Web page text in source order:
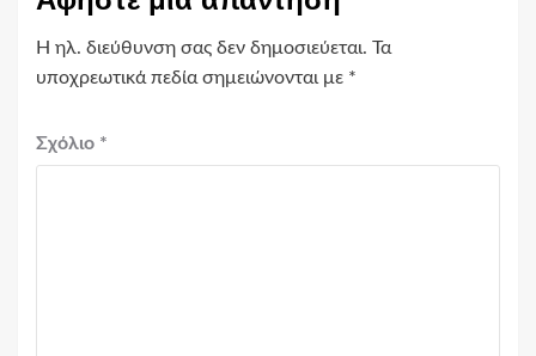
Η ηλ. διεύθυνση σας δεν δημοσιεύεται. Τα
υποχρεωτικά πεδία σημειώνονται με *
Σχόλιο *